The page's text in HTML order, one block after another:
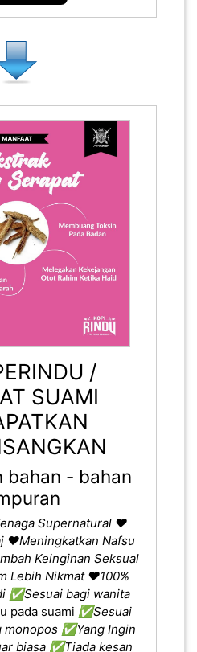
/
SUAMI
bahan - bahan
Supernatural ❤️
❤️Meningkatkan Nafsu
Keinginan Seksual
Lebih Nikmat ❤️100%
✅Sesuai bagi wanita
pada suami ✅Sesuai
monopos ✅Yang Ingin
biasa ✅Tiada kesan